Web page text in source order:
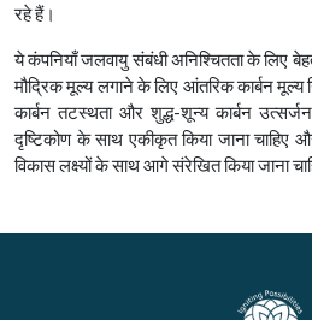
रहे हैं।
ये कंपनियाँ जलवायु संबंधी अनिश्चितता के लिए
मौद्रिक मूल्य लगाने के लिए आंतरिक कार्बन मूल्य
कार्बन तटस्थता और शुद्ध-शून्य कार्बन
दृष्टिकोण के साथ एकीकृत किया जाना चाहिए
विकास लक्ष्यों के साथ आगे संरेखित किया जाना